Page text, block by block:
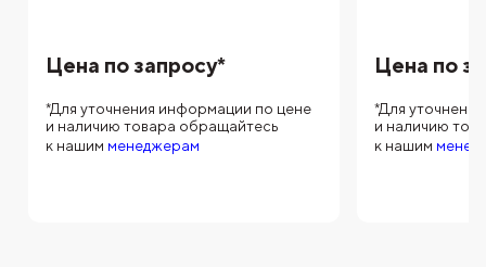
Цена по запросу*
*Для уточнения информации по цене
и наличию товара обращайтесь
к нашим менеджерам
Цена по
*Для
и наличию
к нашим